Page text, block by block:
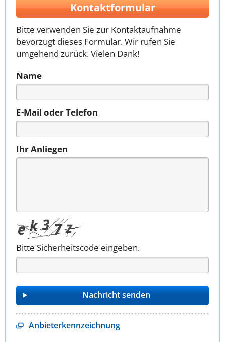
Kontaktformular
Bitte verwenden Sie zur Kontaktaufnahme
bevorzugt dieses Formular. Wir rufen Sie
umgehend zurück. Vielen Dank!
Name
E-Mail oder Telefon
Ihr Anliegen
Bitte Sicherheitscode eingeben.
Anbieterkennzeichnung